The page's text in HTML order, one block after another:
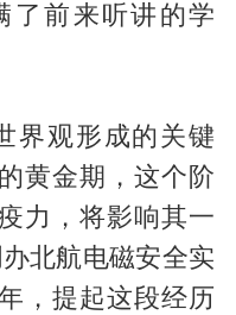
了前来听讲的学
界观形成的关键
黄金期，这个阶
力，将影响其一
北航电磁安全实
，提起这段经历